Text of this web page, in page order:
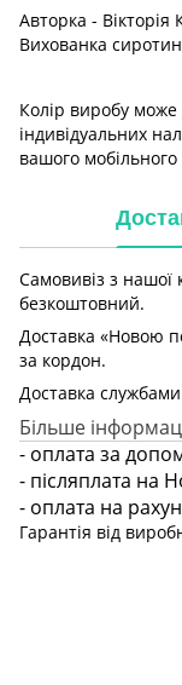
Авторка -
Вихованка
Колір виробу може
індивідуальних
вашого
Самовивіз з
безкоштовний.
Доставка «Новою
за кордон.
Доставка службами
Більше
- оплата за
- післяплата на
- оплата на
Гарантія від